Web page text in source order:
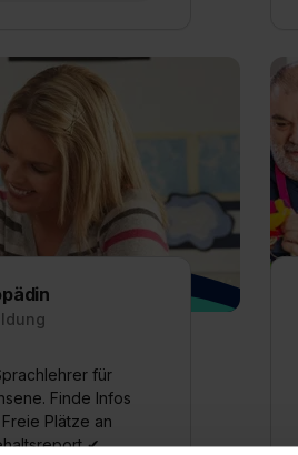
für
Finde Infos
Plätze an
✔